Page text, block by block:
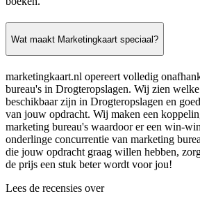
Wat maakt Marketingkaart speciaal?
marketingkaart.nl opereert volledig
bureau's in Drogteropslagen. Wij zien
beschikbaar zijn in Drogteropslagen en
van jouw opdracht. Wij maken een
marketing bureau's waardoor er een win-
onderlinge concurrentie van marketing
die jouw opdracht graag willen hebben,
de prijs een stuk beter wordt voor jou!
Lees de recensies over